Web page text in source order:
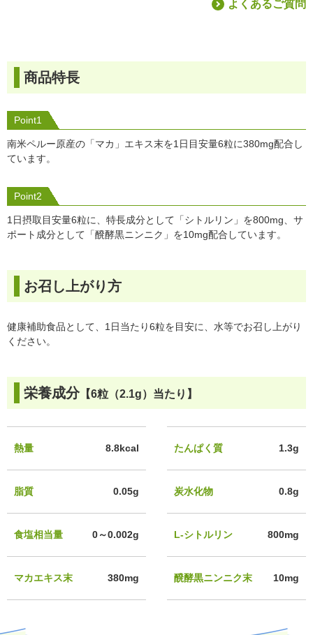
よくあるご質問
商品特長
Point1
南米ペルー原産の「マカ」エキス末を1日目安量6粒に380mg配合し
ています。
Point2
1日摂取目安量6粒に、特長成分として「シトルリン」を800mg、サ
ポート成分として「醗酵黒ニンニク」を10mg配合しています。
お召し上がり方
健康補助食品として、1日当たり6粒を目安に、水等でお召し上がり
ください。
栄養成分【6粒（2.1g）当たり】
熱量 8.8kcal たんぱく質 1.3g
脂質 0.05g 炭水化物 0.8g
食塩相当量 0～0.002g L-シトルリン 800mg
マカエキス末 380mg 醗酵黒ニンニク末 10mg